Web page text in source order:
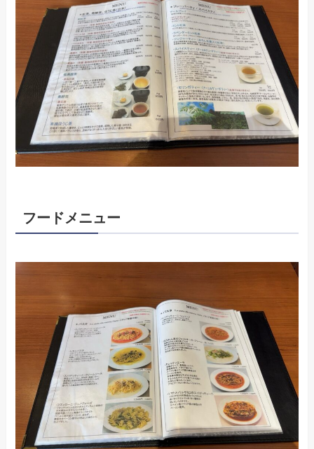
フードメニュー